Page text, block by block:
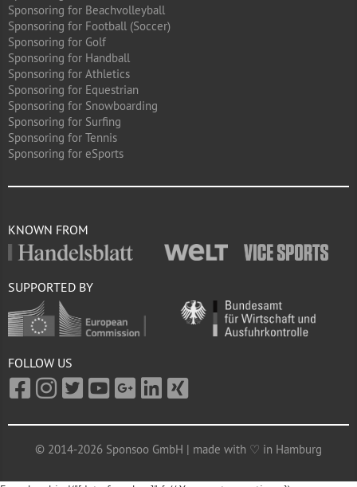
Sponsoring for Beachvolleyball
Sponsoring for Football (Soccer)
Sponsoring for Golf
Sponsoring for Handball
Sponsoring for Athletics
Sponsoring for Equestrian
Sponsoring for Snowboarding
Sponsoring for Surfing
Sponsoring for Tennis
Sponsoring for eSports
KNOWN FROM
SUPPORTED BY
FOLLOW US
© 2014-2026 Sponsoo GmbH | made with ♡ in Hamburg